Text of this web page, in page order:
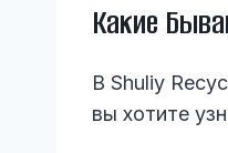
Какие
В Shuliy
вы хотите